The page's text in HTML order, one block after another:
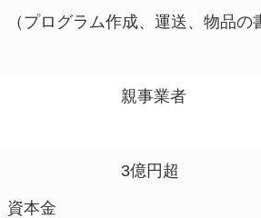
（プログラム作成、運送、物品
親事業者
資本金
3億円超